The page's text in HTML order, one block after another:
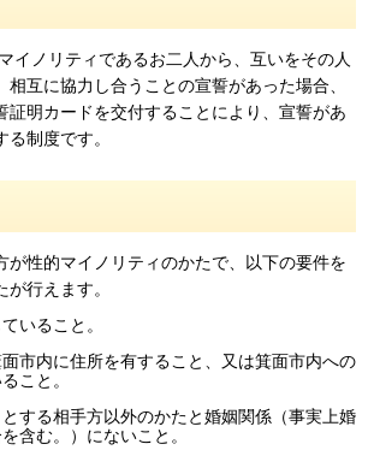
イノリティであるお二人から、互いをその人
互に協力し合うことの宣誓があった場合、
証明カードを交付することにより、宣誓があ
制度です。
が性的マイノリティのかたで、以下の要件を
行えます。
いること。
市内に住所を有すること、又は箕面市内への
こと。
する相手方以外のかたと婚姻関係（事実上婚
含む。）にないこと。